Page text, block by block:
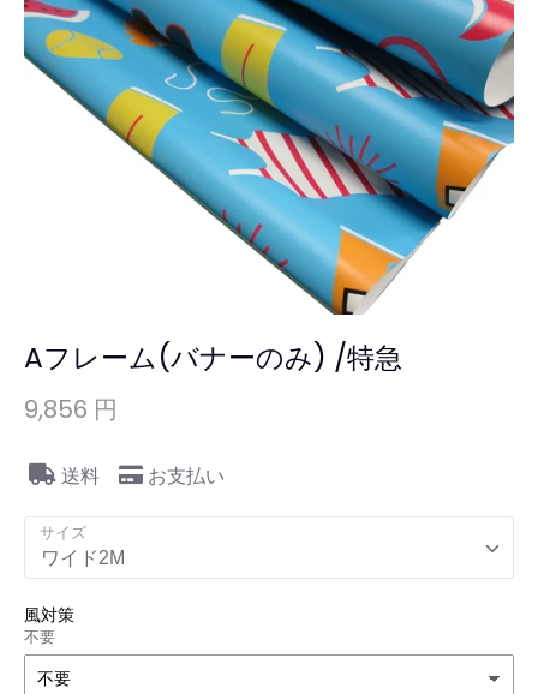
Aフレーム(バナーのみ) /特急
9,856 円
送料 お支払い
サイズ
ワイド2M
風対策
不要